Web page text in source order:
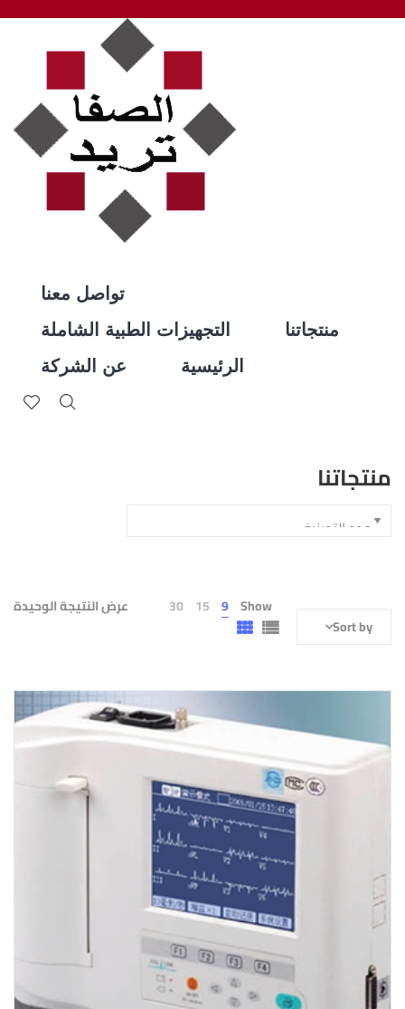
تواصل معنا
التجهيزات الطبية الشاملة
منتجاتنا
عن الشركة
الرئيسية
منتجاتنا
عرض النتيجة الوحيدة Show
9
15
30
Sort by